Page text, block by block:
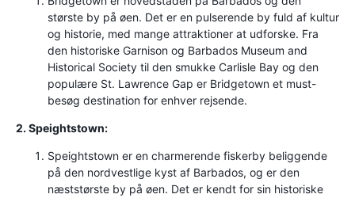
største by på øen. Det er en pulserende by fuld af kultur
og historie, med mange attraktioner at udforske. Fra
den historiske Garnison og Barbados Museum and
Historical Society til den smukke Carlisle Bay og den
populære St. Lawrence Gap er Bridgetown et must-
besøg destination for enhver rejsende.
2. Speightstown:
Speightstown er en charmerende fiskerby beliggende
på den nordvestlige kyst af Barbados, og er den
næststørste by på øen. Det er kendt for sin historiske